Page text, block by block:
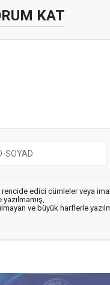
KAT
edici cümleler veya
ve büyük harflerle